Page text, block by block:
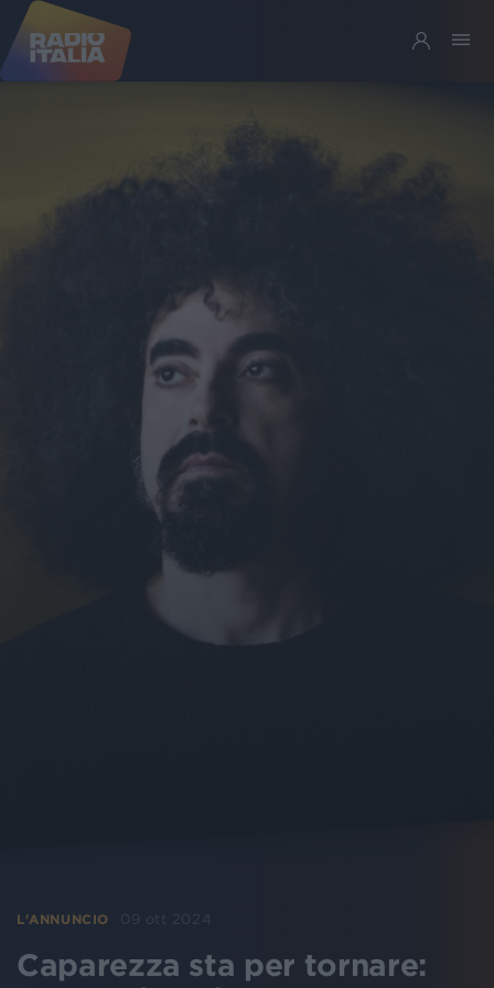
L'ANNUNCIO 09 ott 2024
Caparezza sta per tornare: